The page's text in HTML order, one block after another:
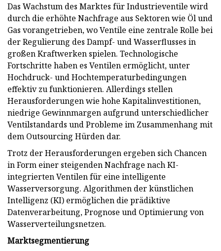
Das Wachstum des Marktes für Industrieventile wird
durch die erhöhte Nachfrage aus Sektoren wie Öl und
Gas vorangetrieben, wo Ventile eine zentrale Rolle bei
der Regulierung des Dampf- und Wasserflusses in
großen Kraftwerken spielen. Technologische
Fortschritte haben es Ventilen ermöglicht, unter
Hochdruck- und Hochtemperaturbedingungen
effektiv zu funktionieren. Allerdings stellen
Herausforderungen wie hohe Kapitalinvestitionen,
niedrige Gewinnmargen aufgrund unterschiedlicher
Ventilstandards und Probleme im Zusammenhang mit
dem Outsourcing Hürden dar.
Trotz der Herausforderungen ergeben sich Chancen
in Form einer steigenden Nachfrage nach KI-
integrierten Ventilen für eine intelligente
Wasserversorgung. Algorithmen der künstlichen
Intelligenz (KI) ermöglichen die prädiktive
Datenverarbeitung, Prognose und Optimierung von
Wasserverteilungsnetzen.
Marktsegmentierung